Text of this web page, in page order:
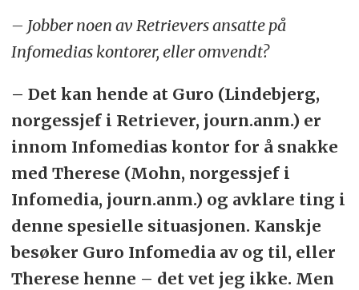
– Jobber noen av Retrievers ansatte på
Infomedias kontorer, eller omvendt?
– Det kan hende at Guro (Lindebjerg,
norgessjef i Retriever, journ.anm.) er
innom Infomedias kontor for å snakke
med Therese (Mohn, norgessjef i
Infomedia, journ.anm.) og avklare ting i
denne spesielle situasjonen. Kanskje
besøker Guro Infomedia av og til, eller
Therese henne – det vet jeg ikke. Men